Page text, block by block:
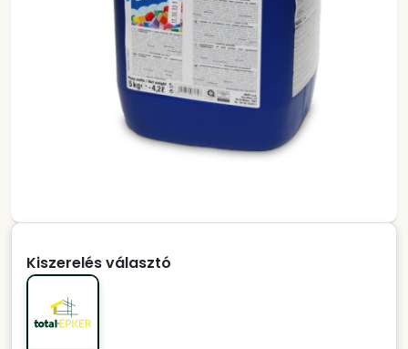
Kiszerelés választó